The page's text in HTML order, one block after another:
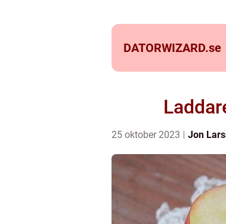
DATORWIZARD.se
25 oktober 2023 Jon